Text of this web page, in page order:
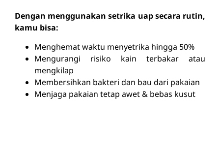
Dengan menggunakan setrika uap secara rutin,
kamu bisa:
Menghemat waktu menyetrika hingga 50%
Mengurangi risiko kain terbakar atau
mengkilap
Membersihkan bakteri dan bau dari pakaian
Menjaga pakaian tetap awet & bebas kusut